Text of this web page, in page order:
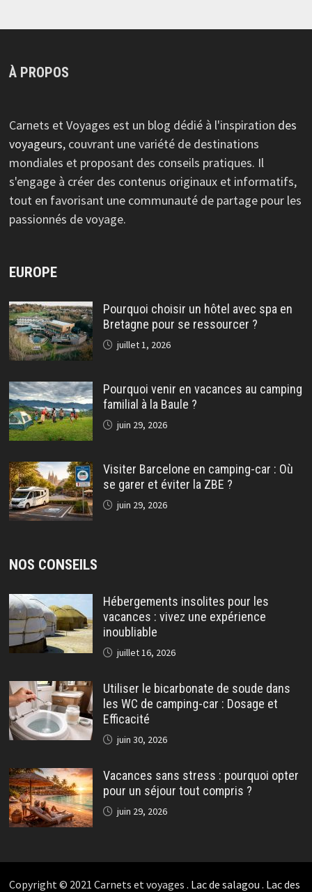
À PROPOS
Carnets et Voyages est un blog dédié à l'inspiration des
voyageurs, couvrant une variété de destinations
mondiales et proposant des conseils pratiques. Il
s'engage à créer des contenus originaux et informatifs,
tout en favorisant une communauté de partage pour les
passionnés de voyage.
EUROPE
Pourquoi choisir un hôtel avec spa en
Bretagne pour se ressourcer ?
juillet 1, 2026
Pourquoi venir en vacances au camping
familial à la Baule ?
juin 29, 2026
Visiter Barcelone en camping-car : Où
se garer et éviter la ZBE ?
juin 29, 2026
NOS CONSEILS
Hébergements insolites pour les
vacances : vivez une expérience
inoubliable
juillet 16, 2026
Utiliser le bicarbonate de soude dans
les WC de camping-car : Dosage et
Efficacité
juin 30, 2026
Vacances sans stress : pourquoi opter
pour un séjour tout compris ?
juin 29, 2026
Copyright © 2021 Carnets et voyages . Lac de salagou . Lac des